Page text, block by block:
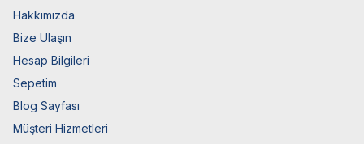
Hakkımızda
Bize Ulaşın
Hesap Bilgileri
Sepetim
Blog Sayfası
Müşteri Hizmetleri